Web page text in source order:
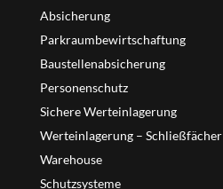
Absicherung
Parkraumbewirtschaftung
Baustellenabsicherung
Personenschutz
Sichere Werteinlagerung
Werteinlagerung – Schließfächer
Warehouse
Schutzsysteme